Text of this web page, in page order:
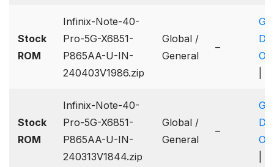
Stock
ROM
Infinix-Note-40-
Pro-5G-X6851-
P865AA-U-IN-
240403V1986.zip
Global /
General
–
Stock
ROM
Infinix-Note-40-
Pro-5G-X6851-
P865AA-U-IN-
240313V1844.zip
Global /
General
–